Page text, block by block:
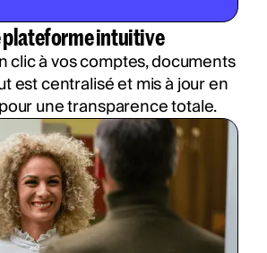
plateforme intuitive
clic à vos comptes, documents
est centralisé et mis à jour en
une transparence totale.